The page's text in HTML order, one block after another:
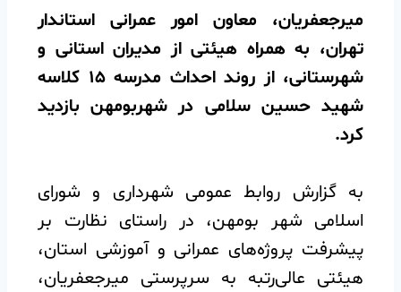
میرجعفریان، معاون امور عمرانی استاندار
تهران، به همراه هیئتی از مدیران استانی و
شهرستانی، از روند احداث مدرسه ۱۵ کلاسه
شهید حسین سلامی در شهربومهن بازدید
کرد.
️به گزارش روابط عمومی شهرداری و شورای
اسلامی شهر بومهن، در راستای نظارت بر
پیشرفت پروژه‌های عمرانی و آموزشی استان،
هیئتی عالی‌رتبه به سرپرستی میرجعفریان،